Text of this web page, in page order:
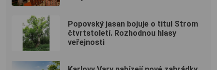
Popovský jasan bojuje o titul Strom
čtvrtstoletí. Rozhodnou hlasy
veřejnosti